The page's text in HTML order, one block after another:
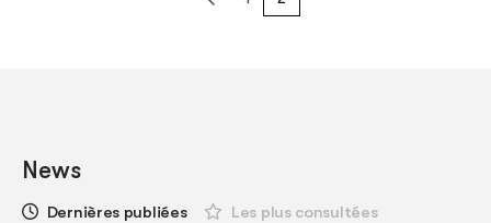
News
Dernières publiées Les plus consultées